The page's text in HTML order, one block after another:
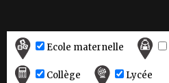
Ecole maternelle
Collège Lycée